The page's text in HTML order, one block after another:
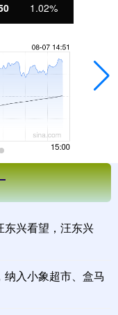
1.02%
东兴看望，汪东兴
入小象超市、盒马